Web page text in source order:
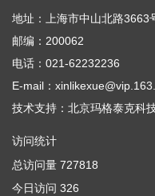
地址：上海市中山北路
邮编：200062
电话：021-62232236
E-mail：
技术支持： 北京玛格泰克科
访问统计
总访问量 727818
今日访问 326